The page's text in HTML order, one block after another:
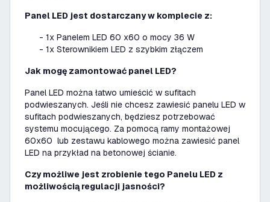
Panel LED jest dostarczany w komplecie z:
- 1x Panelem LED 60 x60 o mocy 36 W
- 1x Sterownikiem LED z szybkim złączem
Jak mogę zamontować panel LED?
Panel LED można łatwo umieścić w sufitach
podwieszanych. Jeśli nie chcesz zawiesić panelu LED w
sufitach podwieszanych, będziesz potrzebować
systemu mocującego. Za pomocą ramy montażowej
60x60 lub zestawu kablowego można zawiesić panel
LED na przykład na betonowej ścianie.
Czy możliwe jest zrobienie tego Panelu LED z
możliwością regulacji jasności?